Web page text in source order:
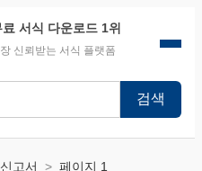
서식 다운로드 1위
신뢰받는 서식 플랫폼
검색
고서 페이지 1